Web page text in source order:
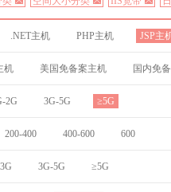
.NET主机 PHP主机 JSP主
机 美国免备案主机 国内免
2G 3G-5G ≥5G
200-400 400-600 600
3G-5G ≥5G